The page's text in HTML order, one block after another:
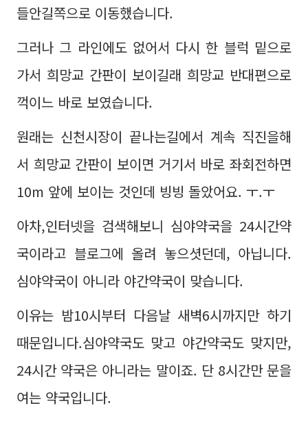
들안길쪽으로 이동했습니다.
그러나 그 라인에도 없어서 다시 한 블럭 밑으로
가서 희망교 간판이 보이길래 희망교 반대편으로
꺽이느 바로 보였습니다.
원래는 신천시장이 끝나는길에서 계속 직진을해
서 희망교 간판이 보이면 거기서 바로 좌회전하면
10m 앞에 보이는 것인데 빙빙 돌았어요. ㅜ.ㅜ
아차,인터넷을 검색해보니 심야약국을 24시간약
국이라고 블로그에 올려 놓으셧던데, 아닙니다.
심야약국이 아니라 야간약국이 맞습니다.
이유는 밤10시부터 다음날 새벽6시까지만 하기
때문입니다.심야약국도 맞고 야간약국도 맞지만,
24시간 약국은 아니라는 말이죠. 단 8시간만 문을
여는 약국입니다.